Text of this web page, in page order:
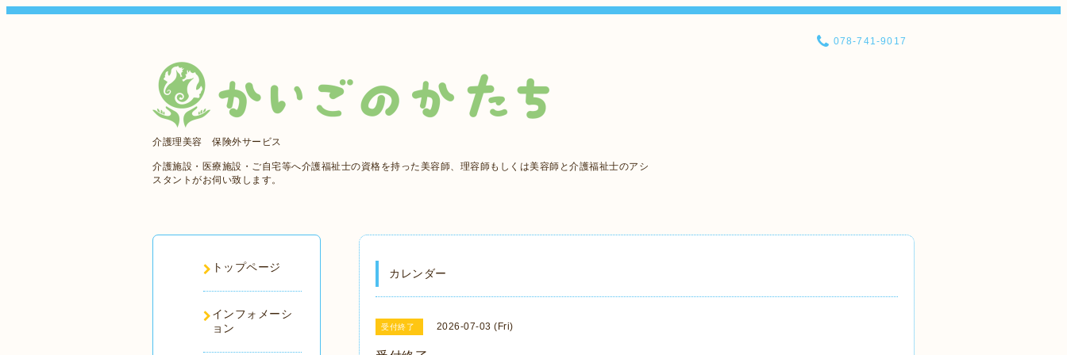
介護理美容 保険外サービス
介護施設・医療施設・ご自宅等へ介護福祉士の資格を持った美容師、理容師もしくは美容師と介護福祉士のアシ
スタントがお伺い致します。
078-741-9017
カレンダー
受付終了 2026-07-03 (Fri)
トップページ
インフォメーシ
ョン